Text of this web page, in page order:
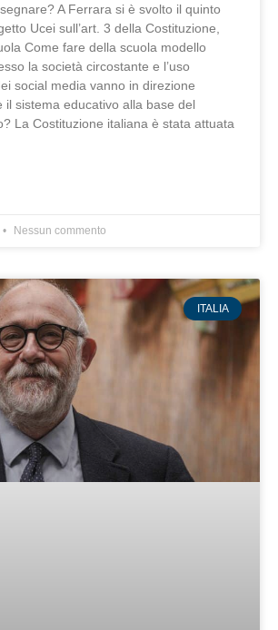
A Ferrara si è svolto il quinto
Ucei sull’art. 3 della Costituzione,
Come fare della scuola modello
la società circostante e l’uso
social media vanno in direzione
il sistema educativo alla base del
La Costituzione italiana è stata attuata
Nessun commento
ITALIA